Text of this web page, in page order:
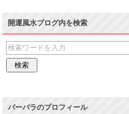
開運風水ブログ内を検索
バーバラのプロフィール